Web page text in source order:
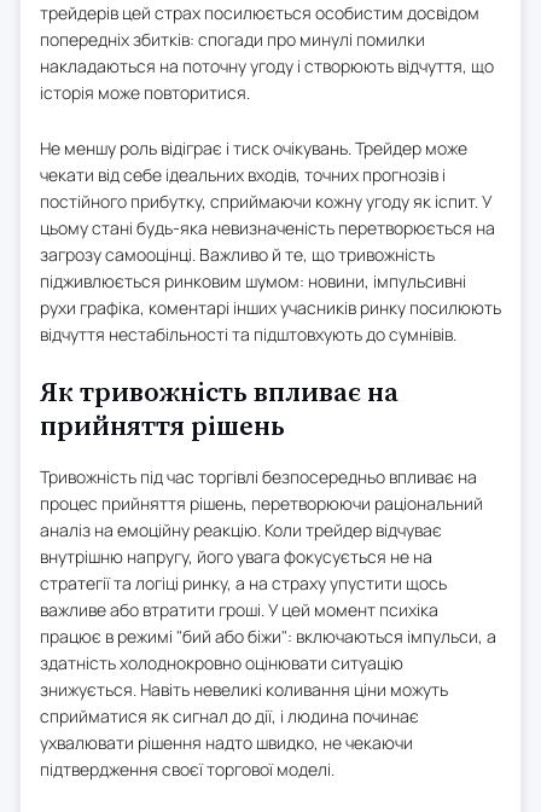
трейдерів цей страх посилюється особистим досвідом
попередніх збитків: спогади про минулі помилки
накладаються на поточну угоду і створюють відчуття, що
історія може повторитися.
Не меншу роль відіграє і тиск очікувань. Трейдер може
чекати від себе ідеальних входів, точних прогнозів і
постійного прибутку, сприймаючи кожну угоду як іспит. У
цьому стані будь-яка невизначеність перетворюється на
загрозу самооцінці. Важливо й те, що тривожність
підживлюється ринковим шумом: новини, імпульсивні
рухи графіка, коментарі інших учасників ринку посилюють
відчуття нестабільності та підштовхують до сумнівів.
Як тривожність впливає на
прийняття рішень
Тривожність під час торгівлі безпосередньо впливає на
процес прийняття рішень, перетворюючи раціональний
аналіз на емоційну реакцію. Коли трейдер відчуває
внутрішню напругу, його увага фокусується не на
стратегії та логіці ринку, а на страху упустити щось
важливе або втратити гроші. У цей момент психіка
працює в режимі "бий або біжи": включаються імпульси, а
здатність холоднокровно оцінювати ситуацію
знижується. Навіть невеликі коливання ціни можуть
сприйматися як сигнал до дії, і людина починає
ухвалювати рішення надто швидко, не чекаючи
підтвердження своєї торгової моделі.